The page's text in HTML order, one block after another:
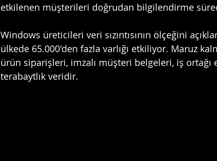
etkilenen müşterileri doğrudan bilgilendirme
Windows üreticileri veri sızıntısının ölçeğini
ülkede 65.000'den fazla varlığı etkiliyor. Maruz
ürün siparişleri, imzalı müşteri belgeleri, iş ortağı
terabaytlık veridir.